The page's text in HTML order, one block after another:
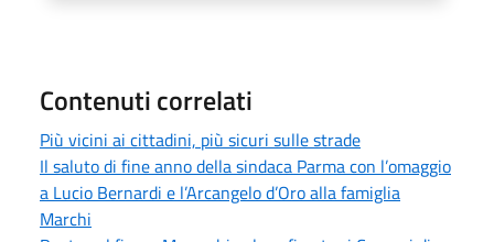
Contenuti correlati
Più vicini ai cittadini, più sicuri sulle strade
Il saluto di fine anno della sindaca Parma con l’omaggio
a Lucio Bernardi e l’Arcangelo d’Oro alla famiglia
Marchi